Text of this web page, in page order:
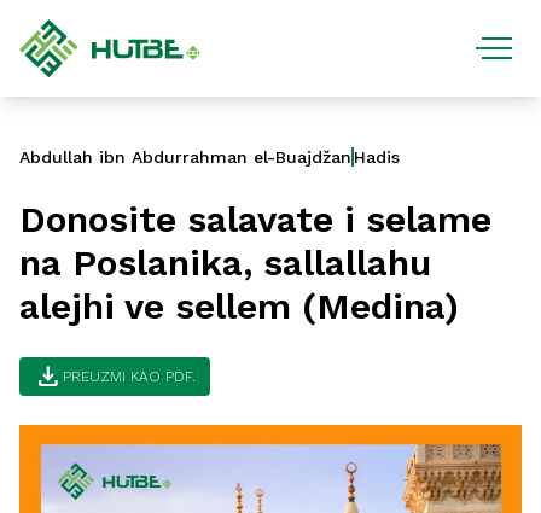
Abdullah ibn Abdurrahman el-Buajdžan Hadis
Donosite salavate i selame
na Poslanika, sallallahu
alejhi ve sellem (Medina)
download PREUZMI KAO PDF.